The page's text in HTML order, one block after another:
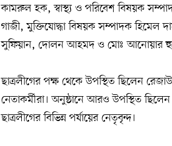
কামরুল হক, স্বাস্থ্য ও পরিবেশ বিষয়ক
গাজী, মুক্তিযোদ্ধা বিষয়ক সম্পাদক
সুফিয়ান, দোলন আহমদ ও মোঃ আনোয়ার
ছাত্রলীগের পক্ষ থেকে উপস্থিত ছিলেন
নেতাকর্মীরা। অনুষ্ঠানে আরও উপস্থিত
ছাত্রলীগের বিভিন্ন পর্যায়ের নেতৃবৃন্দ।